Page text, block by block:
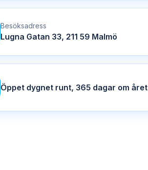
Besöksadress
Lugna Gatan 33, 211 59 Malmö
Öppet dygnet runt, 365 dagar om året